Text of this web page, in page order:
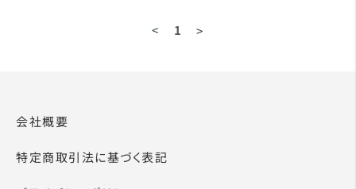
< 1 >
会社概要
特定商取引法に基づく表記